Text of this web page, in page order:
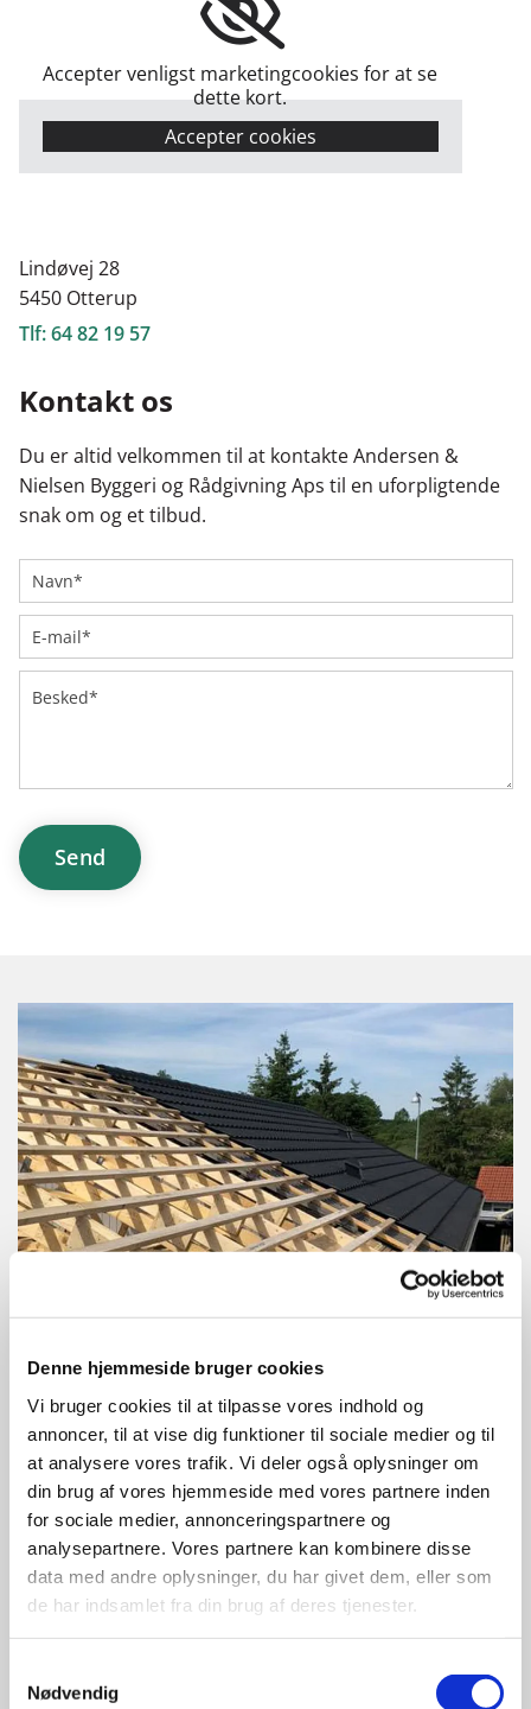
Denne hjemmeside bruger cookies
Vi bruger cookies til at tilpasse vores indhold og
annoncer, til at vise dig funktioner til sociale medier og til
at analysere vores trafik. Vi deler også oplysninger om
din brug af vores hjemmeside med vores partnere inden
for sociale medier, annonceringspartnere og
analysepartnere. Vores partnere kan kombinere disse
data med andre oplysninger, du har givet dem, eller som
de har indsamlet fra din brug af deres tjenester.
Nødvendig
Accepter venligst marketingcookies for at se
dette kort.
Accepter cookies
Lindøvej 28
5450 Otterup
Tlf:64 82 19 57
Kontakt os
Du er altid velkommen til at kontakte Andersen &
Nielsen Byggeri og Rådgivning Aps til en uforpligtende
snak om og et tilbud.